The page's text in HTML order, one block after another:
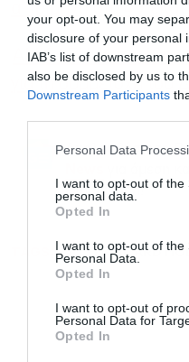
your opt-out. You may
disclosure of your personal
IAB’s list of downstream
also be disclosed by us to
Downstream Participants
Personal Data
I want to opt-out of the
personal data.
Opted In
I want to opt-out of the
Personal Data.
Opted In
I want to opt-out of
Personal Data for
Opted In
α’ τρίμηνο στα 4,9 εκατ.
ΑΜΚ ΔΕΗ: Κατατέθηκε
για τη συμμετοχή του
Ακολουθήστε το
ενημέρωση!
AUSTRIACARD